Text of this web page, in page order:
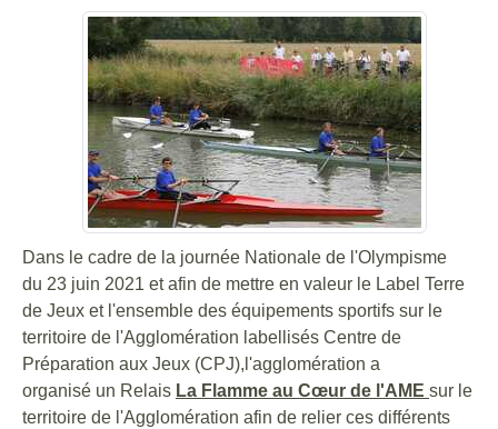
Dans le cadre de la journée Nationale de l'Olympisme
du 23 juin 2021 et afin de mettre en valeur le Label Terre
de Jeux et l'ensemble des équipements sportifs sur le
territoire de l'Agglomération labellisés Centre de
Préparation aux Jeux (CPJ),l'agglomération a
organisé un Relais La Flamme au Cœur de l'AME sur le
territoire de l'Agglomération afin de relier ces différents